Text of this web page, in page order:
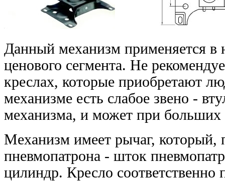
Данный механизм применяется в
ценового сегмента. Не
креслах, которые приобретают
механизме есть слабое звено -
механизма, и может при больших
Механизм имеет рычаг, который,
пневмопатрона - шток
цилиндр. Кресло соответственно